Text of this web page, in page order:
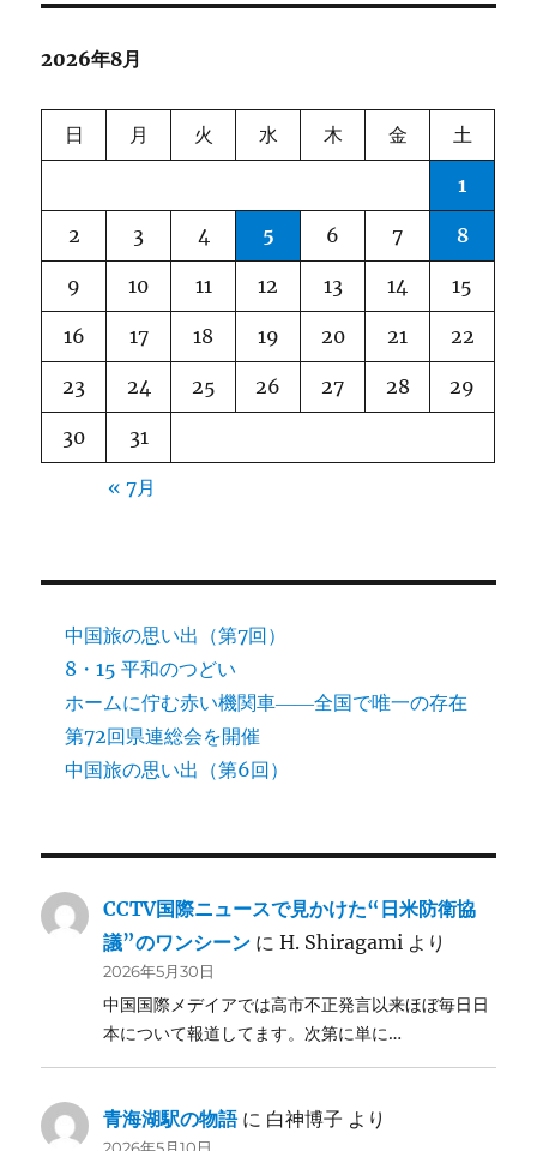
ョ
2026年8月
日 月 火 水 木 金 土
1
2 3 4 5 6 7 8
9 10 11 12 13 14 15
16 17 18 19 20 21 22
23 24 25 26 27 28 29
30 31
« 7月
中国旅の思い出（第7回）
8・15 平和のつどい
ホームに佇む赤い機関車――全国で唯一の存在
第72回県連総会を開催
中国旅の思い出（第6回）
CCTV国際ニュースで見かけた“日米防衛協
議”のワンシーン にH. Shiragami より
2026年5月30日
中国国際メデイアでは高市不正発言以来ほぼ毎日日
本について報道してます。次第に単に…
青海湖駅の物語に 白神博子 より